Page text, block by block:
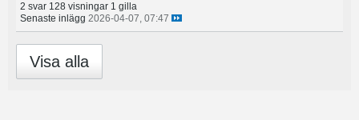
2 svar 128 visningar 1 gilla
Senaste inlägg 2026-04-07, 07:47
Visa alla